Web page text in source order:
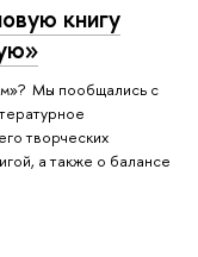
книгу
Мы пообщались с
творческих
а также о балансе